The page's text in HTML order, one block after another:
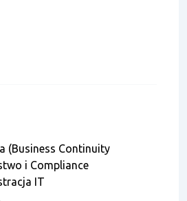
(Business Continuity
i Compliance
IT